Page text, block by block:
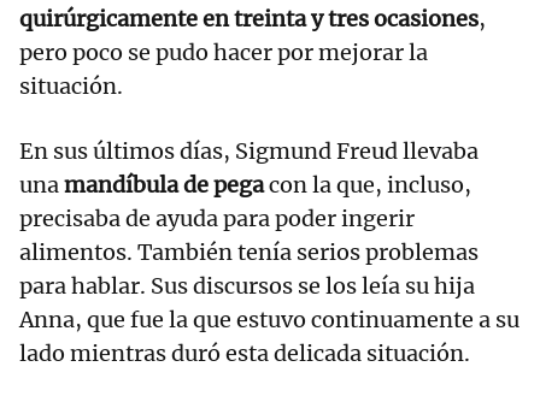
quirúrgicamente en treinta y tres ocasiones,
pero poco se pudo hacer por mejorar la
situación.
En sus últimos días, Sigmund Freud llevaba
unamandíbula de pegacon la que, incluso,
precisaba de ayuda para poder ingerir
alimentos. También tenía serios problemas
para hablar. Sus discursos se los leía su hija
Anna, que fue la que estuvo continuamente a su
lado mientras duró esta delicada situación.